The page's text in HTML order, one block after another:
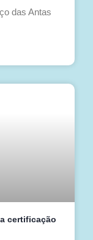
das Antas
certificação